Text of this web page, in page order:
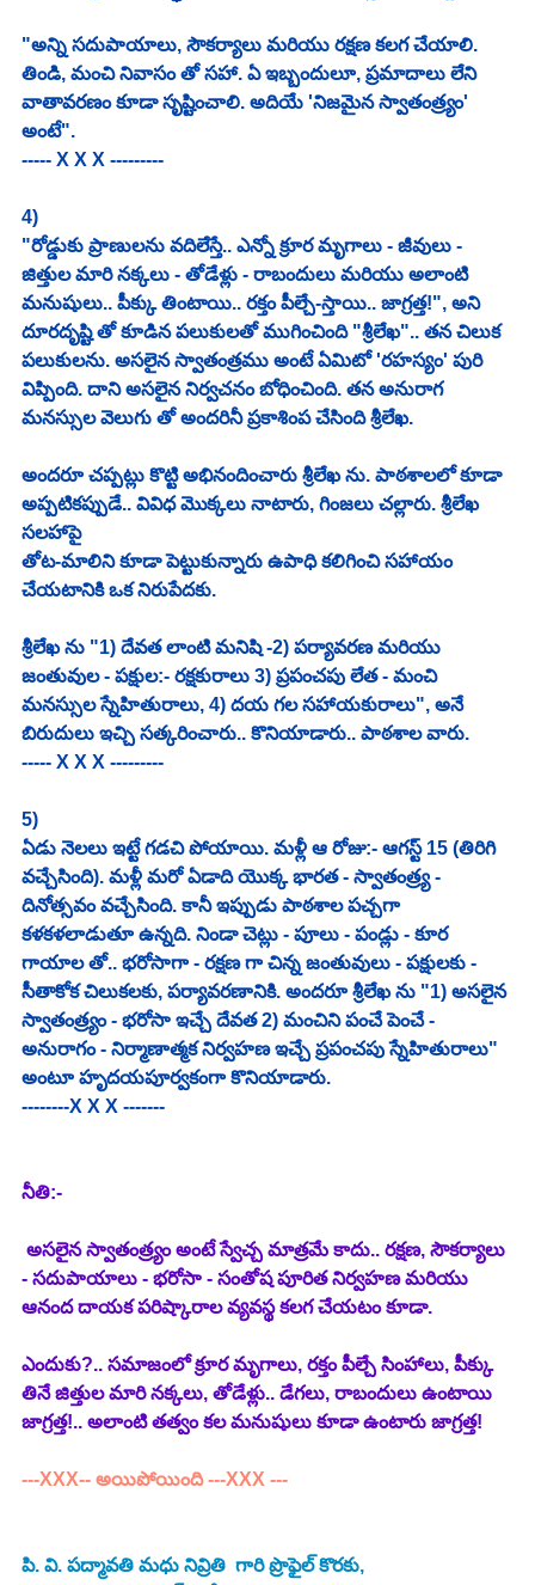
"అన్ని సదుపాయాలు, సౌకర్యాలు మరియు రక్షణ కలగ చేయాలి.
తిండి, మంచి నివాసం తో సహా. ఏ ఇబ్బందులూ, ప్రమాదాలు లేని
వాతావరణం కూడా సృష్టించాలి. అదియే 'నిజమైన స్వాతంత్ర్యం'
అంటే".
----- X X X ---------
4)
"రోడ్డుకు ప్రాణులను వదిలేస్తే.. ఎన్నో క్రూర మృగాలు - జీవులు -
జిత్తుల మారి నక్కలు - తోడేళ్లు - రాబందులు మరియు అలాంటి
మనుషులు.. పీక్కు తింటాయి.. రక్తం పీల్చే-స్తాయి.. జాగ్రత్త!", అని
దూరదృష్టి తో కూడిన పలుకులతో ముగించింది "శ్రీలేఖ".. తన చిలుక
పలుకులను. అసలైన స్వాతంత్రము అంటే ఏమిటో 'రహస్యం' పురి
విప్పింది. దాని అసలైన నిర్వచనం బోధించింది. తన అనురాగ
మనస్సుల వెలుగు తో అందరినీ ప్రకాశింప చేసింది శ్రీలేఖ.
అందరూ చప్పట్లు కొట్టి అభినందించారు శ్రీలేఖ ను. పాఠశాలలో కూడా
అప్పటికప్పుడే.. వివిధ మొక్కలు నాటారు, గింజలు చల్లారు. శ్రీలేఖ
సలహాపై
తోట-మాలిని కూడా పెట్టుకున్నారు ఉపాధి కలిగించి సహాయం
చేయటానికి ఒక నిరుపేదకు.
శ్రీలేఖ ను "1) దేవత లాంటి మనిషి -2) పర్యావరణ మరియు
జంతువుల - పక్షుల:- రక్షకురాలు 3) ప్రపంచపు లేత - మంచి
మనస్సుల స్నేహితురాలు, 4) దయ గల సహాయకురాలు", అనే
బిరుదులు ఇచ్చి సత్కరించారు.. కొనియాడారు.. పాఠశాల వారు.
----- X X X ---------
5)
ఏడు నెలలు ఇట్టే గడచి పోయాయి. మళ్లీ ఆ రోజు:- ఆగస్ట్ 15 (తిరిగి
వచ్చేసింది). మళ్లీ మరో ఏడాది యొక్క భారత - స్వాతంత్ర్య -
దినోత్సవం వచ్చేసింది. కానీ ఇప్పుడు పాఠశాల పచ్చగా
కళకళలాడుతూ ఉన్నది. నిండా చెట్లు - పూలు - పండ్లు - కూర
గాయాల తో.. భరోసాగా - రక్షణ గా చిన్న జంతువులు - పక్షులకు -
సీతాకోక చిలుకలకు, పర్యావరణానికి. అందరూ శ్రీలేఖ ను "1) అసలైన
స్వాతంత్ర్యం - భరోసా ఇచ్చే దేవత 2) మంచిని పంచే పెంచే -
అనురాగం - నిర్మాణాత్మక నిర్వహణ ఇచ్చే ప్రపంచపు స్నేహితురాలు"
అంటూ హృదయపూర్వకంగా కొనియాడారు.
--------X X X -------
నీతి:-
అసలైన స్వాతంత్ర్యం అంటే స్వేచ్చ మాత్రమే కాదు.. రక్షణ, సౌకర్యాలు
- సదుపాయాలు - భరోసా - సంతోష పూరిత నిర్వహణ మరియు
ఆనంద దాయక పరిష్కారాల వ్యవస్థ కలగ చేయటం కూడా.
ఎందుకు?.. సమాజంలో క్రూర మృగాలు, రక్తం పీల్చే సింహాలు, పీక్కు
తినే జిత్తుల మారి నక్కలు, తోడేళ్లు.. డేగలు, రాబందులు ఉంటాయి
జాగ్రత్త!.. అలాంటి తత్వం కల మనుషులు కూడా ఉంటారు జాగ్రత్త!
---XXX-- అయిపోయింది ---XXX ---
పి. వి. పద్మావతి మధు నివ్రితి గారి ప్రొఫైల్ కొరకు,